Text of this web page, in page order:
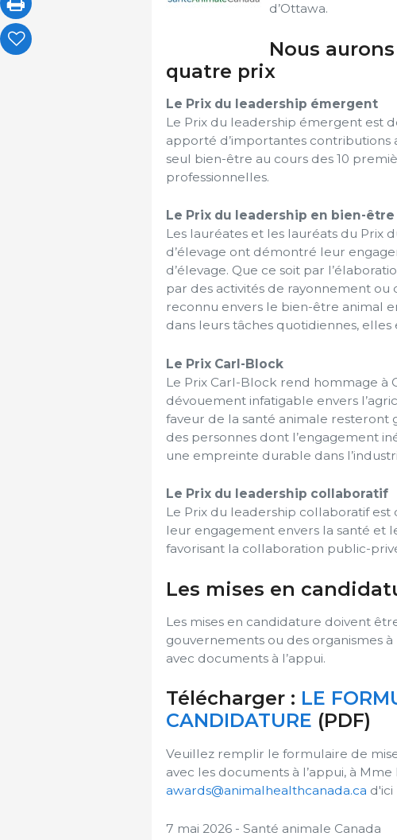
d’Ottawa.
Nous
quatre prix
Le Prix du leadership émergent
Le Prix du leadership émergent est
apporté d’importantes contributions
seul bien-être au cours des 10
professionnelles.
Le Prix du leadership en bien-être
Les lauréates et les lauréats du Prix
d’élevage ont démontré leur
d’élevage. Que ce soit par
par des activités de rayonnement
reconnu envers le bien-être animal
dans leurs tâches quotidiennes,
Le Prix Carl-Block
Le Prix Carl-Block rend hommage à
dévouement infatigable envers
faveur de la santé animale resteront
des personnes dont l’engagement
une empreinte durable dans
Le Prix du leadership collaboratif
Le Prix du leadership collaboratif
leur engagement envers la santé et
favorisant la collaboration public-
Les mises en
Les mises en candidature doivent
gouvernements ou des organismes
avec documents à l’appui.
Télécharger : LE
CANDIDATURE (PDF)
Veuillez remplir le formulaire de
avec les documents à l’appui, à
awards@animalhealthcanada.ca d'ici
7 mai 2026 - Santé animale Canada